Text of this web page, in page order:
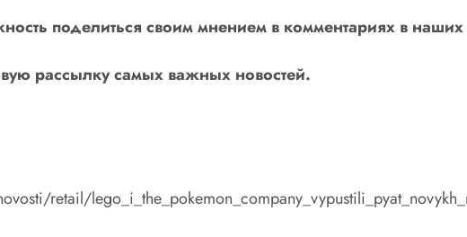
поделиться своим мнением в комментариях в наших
рассылку самых важных новостей.
retail/